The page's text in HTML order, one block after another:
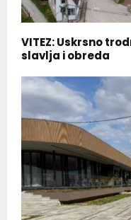
VITEZ: Uskrsno
slavlja i obreda